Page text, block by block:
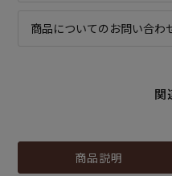
商品についてのお問い合わ
関
商品説明